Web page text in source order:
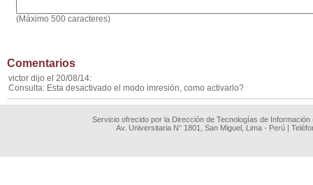
(Máximo 500 caracteres)
Comentarios
victor dijo el 20/08/14:
Consulta: Esta desactivado el modo imresión, como activarlo?
Servicio ofrecido por la Dirección de Tecnologías de
Av. Universitaria N° 1801, San Miguel, Lima - Perú |